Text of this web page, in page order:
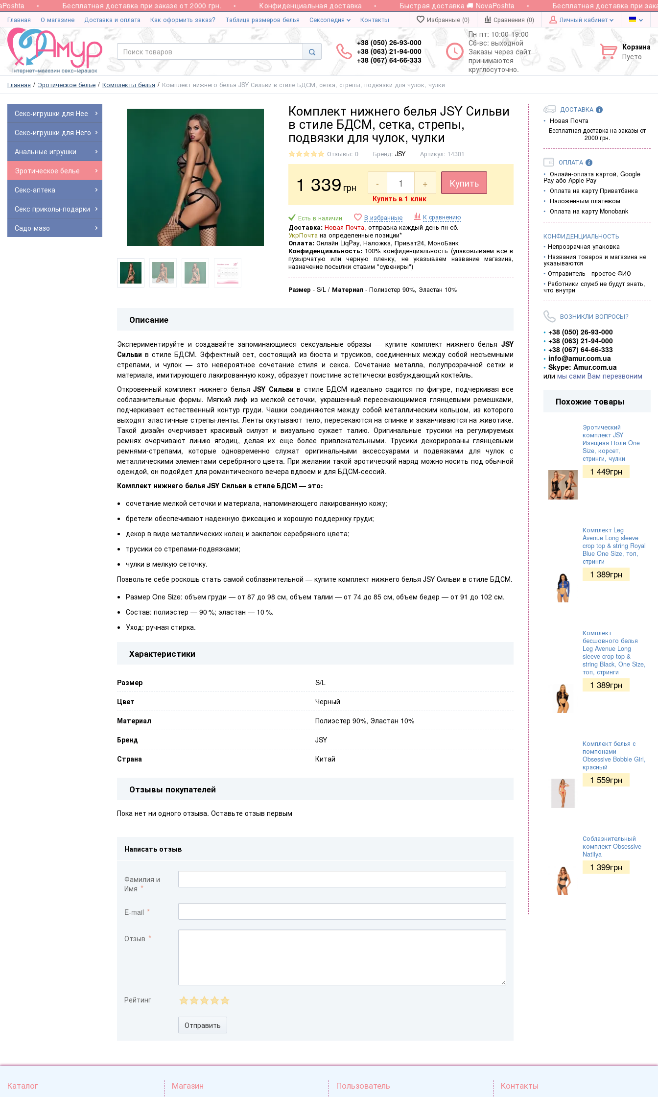
Бесплатная доставка при заказе от 2000 грн. Конфиденциальная доставка Быстрая доставка 🚚 NovaPoshta Бесплатная доставка при
Главная О магазине Доставка и оплата Как оформить заказ? Таблица размеров белья Сексопедия Контакты Избранные (0) Сравнения (0) Личный кабинет
+38 (050) 26-93-000
+38 (063) 21-94-000
+38 (067) 64-66-333
Пн-пт: 10:00-19:00
Сб-вс: выходной
Заказы через сайт
принимаются
круглосуточно.
Корзина
Пусто
Главная Эротическое белье Комплекты белья Комплект нижнего белья JSY Сильви в стиле БДСМ, сетка, стрепы, подвязки для чулок, чулки
Секс-игрушки для Нее
Секс-игрушки для Него
Анальные игрушки
Эротическое белье
Секс-аптека
Секс приколы-подарки
Садо-мазо
Комплект нижнего белья JSY Сильви
в стиле БДСМ, сетка, стрепы,
подвязки для чулок, чулки
Отзывы: 0 Бренд: JSY Артикул: 14301
1 339 грн - + Купить
Купить в 1 клик
Есть в наличии В избранные К сравнению
Доставка: Новая Почта, отправка каждый день пн-сб.
УкрПочта на определенные позиции*
Оплата: Онлайн LiqPay, Наложка, Приват24, МоноБанк
Конфиденциальность: 100% конфиденциальность (упаковываем все в
пузырчатую или черную пленку, не указываем название магазина,
назначение посылки ставим "сувениры")
Размер - S/L Материал - Полиэстер 90%, Эластан 10%
Описание
Экспериментируйте и создавайте запоминающиеся сексуальные образы — купите комплект нижнего белья JSY
Сильви в стиле БДСМ. Эффектный сет, состоящий из бюста и трусиков, соединенных между собой несъемными
стрепами, и чулок — это невероятное сочетание стиля и секса. Сочетание металла, полупрозрачной сетки и
материала, имитирующего лакированную кожу, образует поистине эстетически возбуждающий коктейль.
Откровенный комплект нижнего белья JSY Сильви в стиле БДСМ идеально садится по фигуре, подчеркивая все
соблазнительные формы. Мягкий лиф из мелкой сеточки, украшенный пересекающимися глянцевыми ремешками,
подчеркивает естественный контур груди. Чашки соединяются между собой металлическим кольцом, из которого
выходят эластичные стрепы-ленты. Ленты окутывают тело, пересекаются на спинке и заканчиваются на животике.
Такой дизайн очерчивает красивый силуэт и визуально сужает талию. Оригинальные трусики на регулируемых
ремнях очерчивают линию ягодиц, делая их еще более привлекательными. Трусики декорированы глянцевыми
ремнями-стрепами, которые одновременно служат оригинальными аксессуарами и подвязками для чулок с
металлическими элементами серебряного цвета. При желании такой эротический наряд можно носить под обычной
одеждой, он подойдет для романтического вечера вдвоем и для БДСМ-сессий.
Комплект нижнего белья JSY Сильви в стиле БДСМ — это:
сочетание мелкой сеточки и материала, напоминающего лакированную кожу;
бретели обеспечивают надежную фиксацию и хорошую поддержку груди;
декор в виде металлических колец и заклепок серебряного цвета;
трусики со стрепами-подвязками;
чулки в мелкую сеточку.
Позвольте себе роскошь стать самой соблазнительной — купите комплект нижнего белья JSY Сильви в стиле БДСМ.
Размер One Size: объем груди — от 87 до 98 см, объем талии — от 74 до 85 см, объем бедер — от 91 до 102 см.
Состав: полиэстер — 90 %; эластан — 10 %.
Уход: ручная стирка.
Характеристики
Размер
S/L
Цвет
Черный
Материал
Полиэстер 90%, Эластан 10%
Бренд
JSY
Страна
Китай
Отзывы покупателей
Пока нет ни одного отзыва. Оставьте отзыв первым
Написать отзыв
Фамилия и
Имя
E-mail
Отзыв
Рейтинг
Отправить
ДОСТАВКА
Новая Почта
Бесплатная доставка на заказы от
2000 грн.
ОПЛАТА
Онлайн-оплата картой, Google
Pay або Apple Pay
Оплата на карту Приватбанка
Наложенным платежом
Оплата на карту Monobank
КОНФИДЕНЦИАЛЬНОСТЬ
Непрозрачная упаковка
Названия товаров и магазина не
указываются
Отправитель - простое ФИО
Работники служб не будут знать,
что внутри
ВОЗНИКЛИ ВОПРОСЫ?
+38 (050) 26-93-000
+38 (063) 21-94-000
+38 (067) 64-66-333
info@amur.com.ua
Skype: Amur.com.ua
или мы сами Вам перезвоним
Похожие товары
Эротический
комплект JSY
Изящная Поли One
Size, корсет,
стринги, чулки
1 449грн
Комплект Leg
Avenue Long sleeve
crop top & string Royal
Blue One Size, топ,
стринги
1 389грн
Комплект
бесшовного белья
Leg Avenue Long
sleeve crop top &
string Black, One Size,
топ, стринги
1 389грн
Комплект белья с
помпонами
Obsessive Bobble Girl,
красный
1 559грн
Соблазнительный
комплект Obsessive
Natilya
1 399грн
Каталог Магазин Пользователь Контакты